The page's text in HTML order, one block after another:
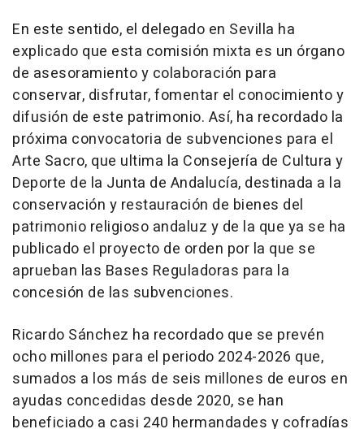
En este sentido, el delegado en Sevilla ha
explicado que esta comisión mixta es un órgano
de asesoramiento y colaboración para
conservar, disfrutar, fomentar el conocimiento y
difusión de este patrimonio. Así, ha recordado la
próxima convocatoria de subvenciones para el
Arte Sacro, que ultima la Consejería de Cultura y
Deporte de la Junta de Andalucía, destinada a la
conservación y restauración de bienes del
patrimonio religioso andaluz y de la que ya se ha
publicado el proyecto de orden por la que se
aprueban las Bases Reguladoras para la
concesión de las subvenciones.
Ricardo Sánchez ha recordado que se prevén
ocho millones para el periodo 2024-2026 que,
sumados a los más de seis millones de euros en
ayudas concedidas desde 2020, se han
beneficiado a casi 240 hermandades y cofradías